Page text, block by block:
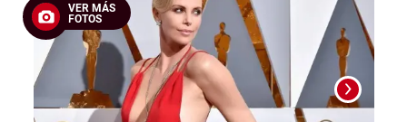
VER MÁS
FOTOS